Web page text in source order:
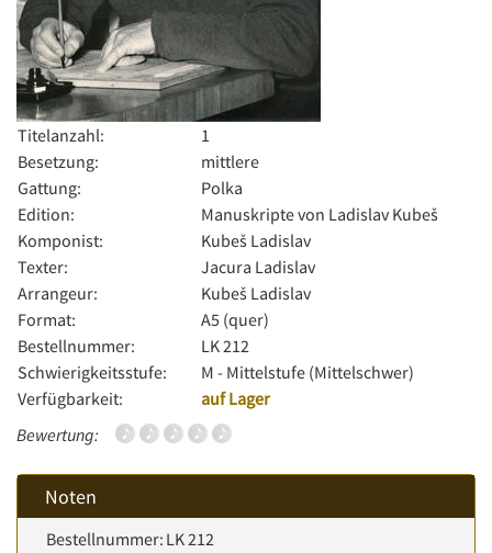
Titelanzahl:
1
Besetzung:
mittlere
Gattung:
Polka
Edition:
Manuskripte von Ladislav Kubeš
Komponist:
Kubeš Ladislav
Texter:
Jacura Ladislav
Arrangeur:
Kubeš Ladislav
Format:
A5 (quer)
Bestellnummer:
LK 212
Schwierigkeitsstufe:
M - Mittelstufe (Mittelschwer)
Verfügbarkeit:
auf Lager
Bewertung:
Noten
Bestellnummer: LK 212